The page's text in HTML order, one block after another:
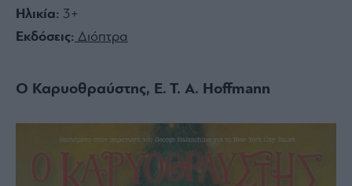
Ηλικία: 3+
Εκδόσεις: Διόπτρα
Ο Καρυοθραύστης, E. T. A. Hoffmann